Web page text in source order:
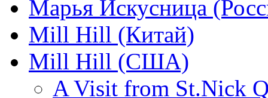
Марья Искусница
Mill Hill (Китай)
Mill Hill (США)
A Visit from St.Nick